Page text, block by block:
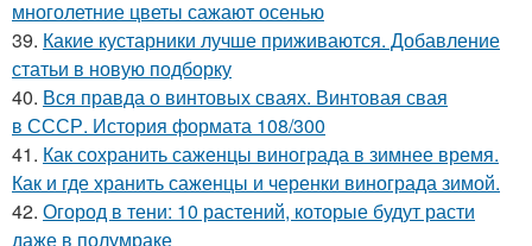
многолетние цветы сажают осенью
39. Какие кустарники лучше приживаются. Добавление
статьи в новую подборку
40. Вся правда о винтовых сваях. Винтовая свая
в СССР. История формата 108/300
41. Как сохранить саженцы винограда в зимнее время.
Как и где хранить саженцы и черенки винограда зимой.
42. Огород в тени: 10 растений, которые будут расти
даже в полумраке